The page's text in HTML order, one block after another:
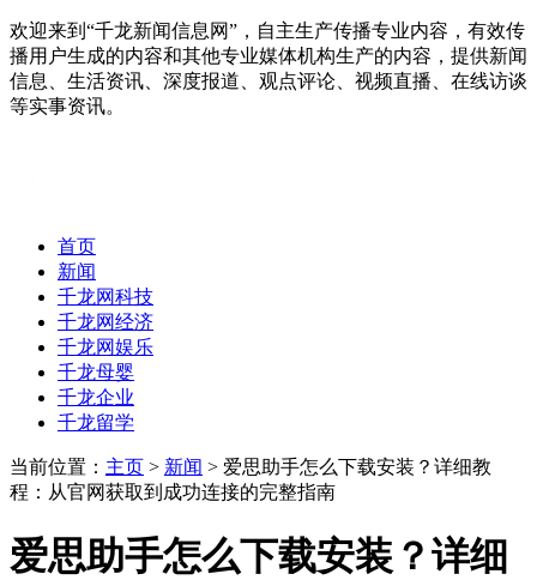
欢迎来到“千龙新闻信息网”，自主生产传播专业内容，有效传
播用户生成的内容和其他专业媒体机构生产的内容，提供新闻
信息、生活资讯、深度报道、观点评论、视频直播、在线访谈
等实事资讯。
首页
新闻
千龙网科技
千龙网经济
千龙网娱乐
千龙母婴
千龙企业
千龙留学
当前位置： 主页 > 新闻 > 爱思助手怎么下载安装？详细教
程：从官网获取到成功连接的完整指南
爱思助手怎么下载安装？详细